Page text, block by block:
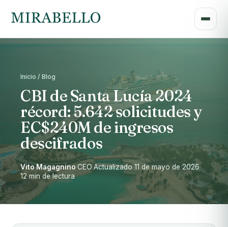
Inicio / Blog
CBI de Santa Lucía 2024
récord: 5.642 solicitudes y
EC$240M de ingresos
descifrados
Vito Magagnino·CEO·Actualizado 11 de mayo de 2026·
12 min de lectura